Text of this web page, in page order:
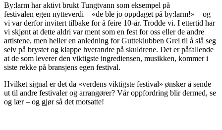
By:larm har aktivt brukt Tungtvann som eksempel på
festivalen egen nytteverdi – «de ble jo oppdaget på by:larm!» – og
vi var derfor invitert tilbake for å feire 10-år. Trodde vi. I ettertid har
vi skjønt at dette aldri var ment som en fest for oss eller de andre
artistene, men heller en anledning for Gutteklubben Grei til å slå seg
selv på brystet og klappe hverandre på skuldrene. Det er påfallende
at de som leverer den viktigste ingrediensen, musikken, kommer i
siste rekke på bransjens egen festival.
Hvilket signal er det da «verdens viktigste festival» ønsker å sende
ut til andre festivaler og arrangører? Vår oppfordring blir dermed, se
og lær – og gjør så det motsatte!